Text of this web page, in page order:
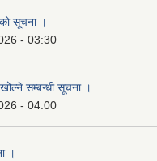
सूचना ।
- 03:30
सम्बन्धी सूचना ।
- 04:00
।